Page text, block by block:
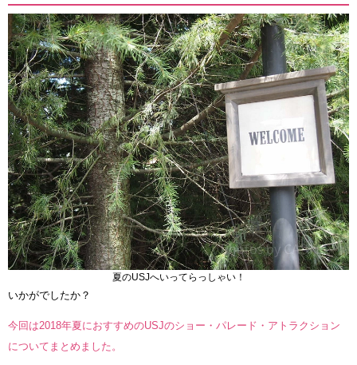
夏のUSJへいってらっしゃい！
いかがでしたか？
今回は2018年夏におすすめのUSJのショー・パレード・アトラクション
についてまとめました。